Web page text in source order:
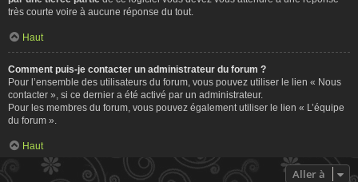
très courte voire à aucune réponse du tout.
Haut
Comment puis-je contacter un administrateur du forum ?
Pour l’ensemble des utilisateurs du forum, vous pouvez utiliser le lien « Nous
contacter », si ce dernier a été activé par un administrateur.
Pour les membres du forum, vous pouvez également utiliser le lien « L’équipe
du forum ».
Haut
Aller à